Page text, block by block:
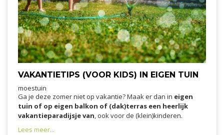
VAKANTIETIPS (VOOR KIDS) IN EIGEN TUIN
moestuin
Ga je deze zomer niet op vakantie? Maak er dan in eigen
tuin of op eigen balkon of (dak)terras een heerlijk
vakantieparadijsje van, ook voor de (klein)kinderen.
Lees meer...